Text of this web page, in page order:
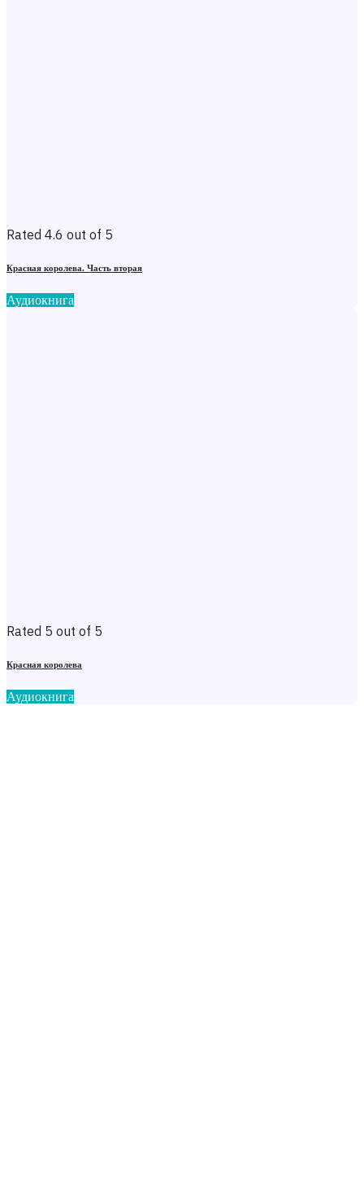
Rated 4.6 out of 5
Красная королева. Часть вторая
Аудиокнига
Rated 5 out of 5
Красная королева
Аудиокнига